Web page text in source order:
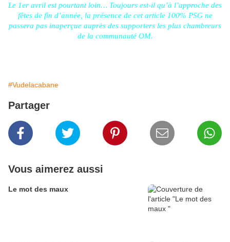
Le 1er avril est pourtant loin… Toujours est-il qu’à l’approche des
fêtes de fin d’année, la présence de cet article 100% PSG ne
passera pas inaperçue auprès des supporters les plus chambreurs
de la communauté OM.
#Vudelacabane
Partager
Vous aimerez aussi
Le mot des maux